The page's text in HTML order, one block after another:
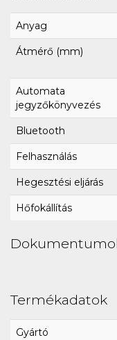
Anyag
Átmérő (mm)
Automata
jegyzőkönyvezés
Bluetooth
Felhasználás
Hegesztési eljárás
Hőfokállítás
Termékadatok
Gyártó